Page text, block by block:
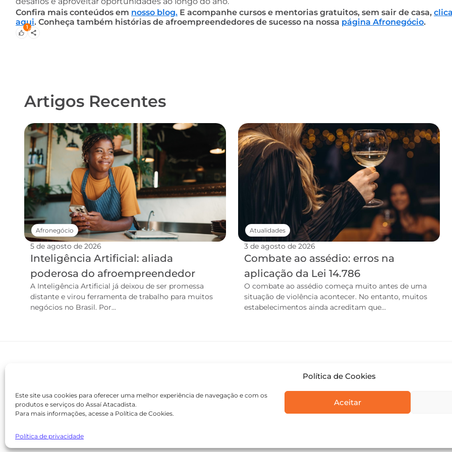
Política de Cookies
Este site usa cookies para oferecer uma melhor experiência de navegação e com os
produtos e serviços do Assaí Atacadista.
Para mais informações, acesse a Política de Cookies.
Aceitar
Política de privacidade
Confira mais conteúdos em nosso blog. E acompanhe cursos e mentorias gratuitos, sem sair de casa,
aqui. Conheça também histórias de afroempreendedores de sucesso na nossa página Afronegócio.
1
Artigos Recentes
5 de agosto de 2026
Inteligência Artificial: aliada
poderosa do afroempreendedor
A Inteligência Artificial já deixou de ser promessa
distante e virou ferramenta de trabalho para muitos
negócios no Brasil. Por...
Afronegócio
3 de agosto de 2026
Combate ao assédio: erros na
aplicação da Lei 14.786
O combate ao assédio começa muito antes de uma
situação de violência acontecer. No entanto, muitos
estabelecimentos ainda acreditam que...
Atualidades
contato@academiaassai.com.br